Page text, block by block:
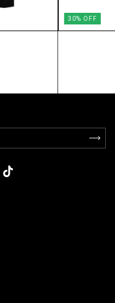
30% OFF